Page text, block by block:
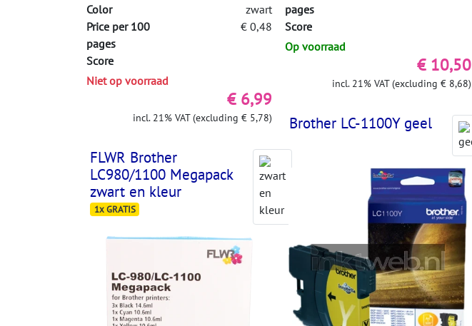
Color
zwart
Price per 100
pages
€ 0,48
Score
Niet op voorraad
€ 6,99
incl. 21% VAT (excluding € 5,78)
FLWR Brother
LC980/1100 Megapack
zwart en kleur
1x GRATIS
pages
Score
Op voorraad
€ 10,50
incl. 21% VAT (excluding € 8,68)
Brother LC-1100Y geel